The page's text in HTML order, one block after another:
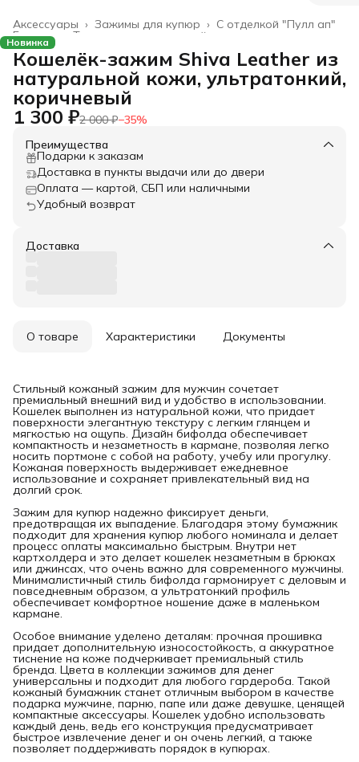
С отделкой "Пулл ап"
Зажимы для купюр ›
Аксессуары ›
Товары из натуральной кожи
Главная
Новинка
Кошелёк-зажим Shiva Leather из
натуральной кожи, ультратонкий,
коричневый
1 300 ₽2 000 ₽−35%
Преимущества
Подарки к заказам
Доставка в пункты выдачи или до двери
Оплата — картой, СБП или наличными
Удобный возврат
Доставка
О товаре Характеристики Документы
Стильный кожаный зажим для мужчин сочетает
премиальный внешний вид и удобство в использовании.
Кошелек выполнен из натуральной кожи, что придает
поверхности элегантную текстуру с легким глянцем и
мягкостью на ощупь. Дизайн бифолда обеспечивает
компактность и незаметность в кармане, позволяя легко
носить портмоне с собой на работу, учебу или прогулку.
Кожаная поверхность выдерживает ежедневное
использование и сохраняет привлекательный вид на
долгий срок.
Зажим для купюр надежно фиксирует деньги,
предотвращая их выпадение. Благодаря этому бумажник
подходит для хранения купюр любого номинала и делает
процесс оплаты максимально быстрым. Внутри нет
картхолдера и это делает кошелек незаметным в брюках
или джинсах, что очень важно для современного мужчины.
Минималистичный стиль бифолда гармонирует с деловым и
повседневным образом, а ультратонкий профиль
обеспечивает комфортное ношение даже в маленьком
кармане.
Особое внимание уделено деталям: прочная прошивка
придает дополнительную износостойкость, а аккуратное
тиснение на коже подчеркивает премиальный стиль
бренда. Цвета в коллекции зажимов для денег
универсальны и подходит для любого гардероба. Такой
кожаный бумажник станет отличным выбором в качестве
подарка мужчине, парню, папе или даже девушке, ценящей
компактные аксессуары. Кошелек удобно использовать
каждый день, ведь его конструкция предусматривает
быстрое извлечение денег и он очень легкий, а также
позволяет поддерживать порядок в купюрах.